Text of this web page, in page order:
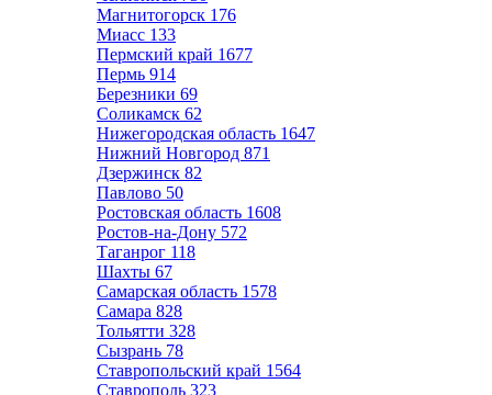
Магнитогорск 176
Миасс 133
Пермский край 1677
Пермь 914
Березники 69
Соликамск 62
Нижегородская область 1647
Нижний Новгород 871
Дзержинск 82
Павлово 50
Ростовская область 1608
Ростов-на-Дону 572
Таганрог 118
Шахты 67
Самарская область 1578
Самара 828
Тольятти 328
Сызрань 78
Ставропольский край 1564
Ставрополь 323